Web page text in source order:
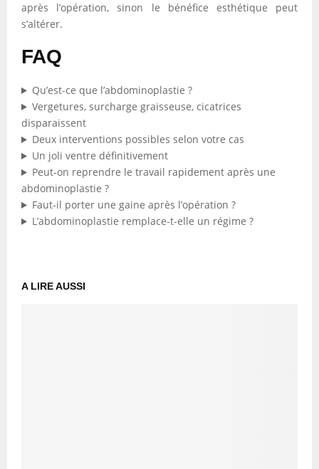
après l’opération, sinon le bénéfice esthétique peut
s’altérer.
FAQ
Qu’est-ce que l’abdominoplastie ?
Vergetures, surcharge graisseuse, cicatrices
disparaissent
Deux interventions possibles selon votre cas
Un joli ventre définitivement
Peut-on reprendre le travail rapidement après une
abdominoplastie ?
Faut-il porter une gaine après l’opération ?
L’abdominoplastie remplace-t-elle un régime ?
A LIRE AUSSI